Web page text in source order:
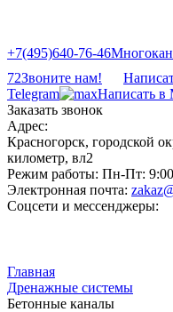
+7(495)640-76-46
72Звоните нам!
Telegram
Написать в
Заказать звонок
Адрес:
Красногорск, городской
километр, вл2
Режим работы: Пн-Пт:
Электронная почта:
Соцсети и мессенджеры:
Главная
Дренажные системы
Бетонные каналы